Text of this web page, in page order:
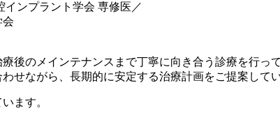
インプラント学会 専修医／
会
療後のメインテナンスまで丁寧に向き合う診療を行
せながら、長期的に安定する治療計画をご提案してい
ます。